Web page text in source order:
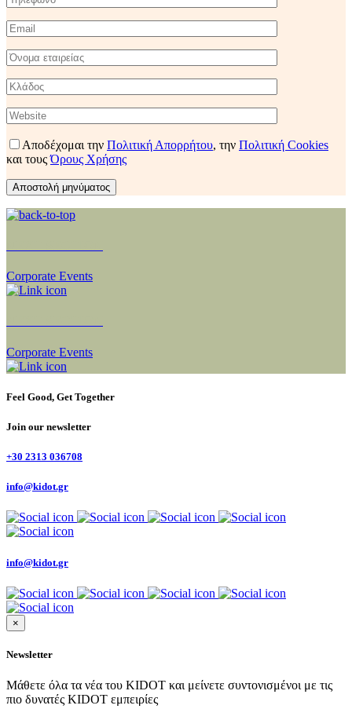
Αποδέχομαι την Πολιτική Απορρήτου, την Πολιτική Cookies
και τουςΌρους Χρήσης
Corporate Events
Corporate Events
Feel Good, Get Together
Join our newsletter
+30 2313 036708
info@kidot.gr
info@kidot.gr
×
Newsletter
Μάθετε όλα τα νέα του KIDOT και μείνετε συντονισμένοι με τις
πιο δυνατές KIDOT εμπειρίες